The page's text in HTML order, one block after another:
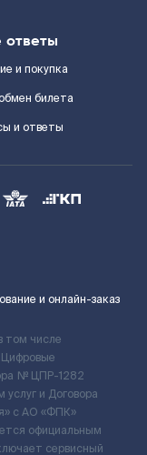
и покупка
билета
и ответы
и онлайн-заказ
том числе
№ ЦПР-1282
и Договора
c АО «ФПК»
официальным
сервисный